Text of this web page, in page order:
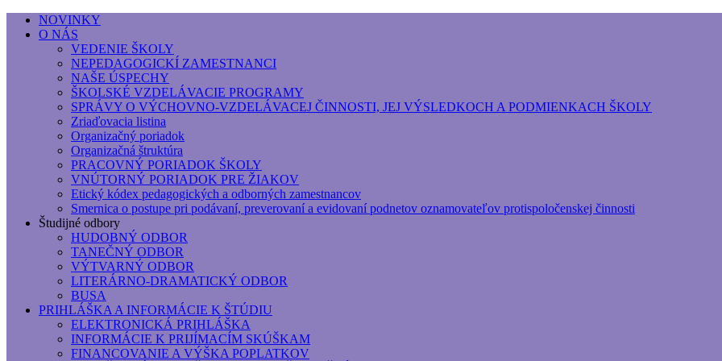
Základná umelecká škola, Hálkova
Základná umelecká škola, Hálkova 56, Bratislava - rozpočtová organizácia Hlavného mesta Slovenskej
NOVINKY
O NÁS
VEDENIE ŠKOLY
NEPEDAGOGICKÍ ZAMESTNANCI
NAŠE ÚSPECHY
ŠKOLSKÉ VZDELÁVACIE PROGRAMY
SPRÁVY O VÝCHOVNO-VZDELÁVACEJ ČINNOSTI, JEJ VÝSLEDKOCH A PODMIENKACH ŠKOLY
Zriaďovacia listina
Organizačný poriadok
Organizačná štruktúra
PRACOVNÝ PORIADOK ŠKOLY
VNÚTORNÝ PORIADOK PRE ŽIAKOV
Etický kódex pedagogických a odborných zamestnancov
Smernica o postupe pri podávaní, preverovaní a evidovaní podnetov oznamovateľov protispoločenskej činnosti
Študijné odbory
HUDOBNÝ ODBOR
TANEČNÝ ODBOR
VÝTVARNÝ ODBOR
LITERÁRNO-DRAMATICKÝ ODBOR
BUSA
PRIHLÁŠKA A INFORMÁCIE K ŠTÚDIU
ELEKTRONICKÁ PRIHLÁŠKA
INFORMÁCIE K PRIJÍMACÍM SKÚŠKAM
FINANCOVANIE A VÝŠKA POPLATKOV